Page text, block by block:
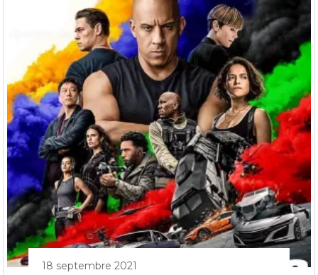
18 septembre 2021